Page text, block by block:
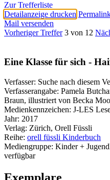
Zur Trefferliste
Detailanzeige drucken
Mail versenden
Vorheriger Treffer 3 von 12
Eine Klasse für sich -
Verfasser: Suche nach diesem
Verfasserangabe: Pamela
Braun, illustriert von Becka
Medienkennzeichen: J-LES
Jahr: 2017
Verlag: Zürich, Orell Füssli
Reihe: orell füssli Kinderbuch
Mediengruppe: Kinder +
verfügbar